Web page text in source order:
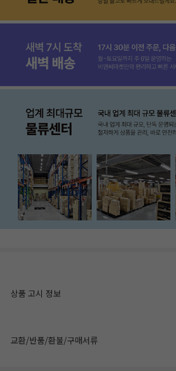
상품 고시 정보
교환/반품/환불/구매서류